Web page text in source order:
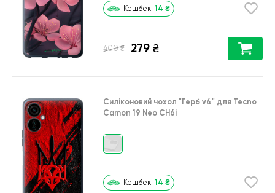
Кешбек 14 ₴
400 ₴ 279 ₴
Силіконовий чохол "Герб v4" для Tecno
Camon 19 Neo CH6i
Кешбек 14 ₴